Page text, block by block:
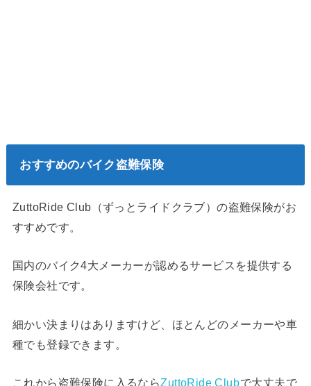
おすすめのバイク盗難保険
ZuttoRide Club（ずっとライドクラブ）の盗難保険がお
すすめです。
国内のバイク4大メーカーが認めるサービスを提供する
保険会社です。
細かい決まりはありますけど、ほとんどのメーカーや車
種でも登録できます。
これから盗難保険に入るならZuttoRide Clubで大丈夫で